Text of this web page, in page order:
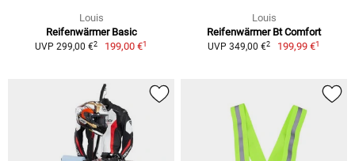
Louis
Reifenwärmer Basic
UVP 299,00 €2 199,00 €1
Louis
Reifenwärmer Bt Comfort
UVP 349,00 €2 199,99 €1